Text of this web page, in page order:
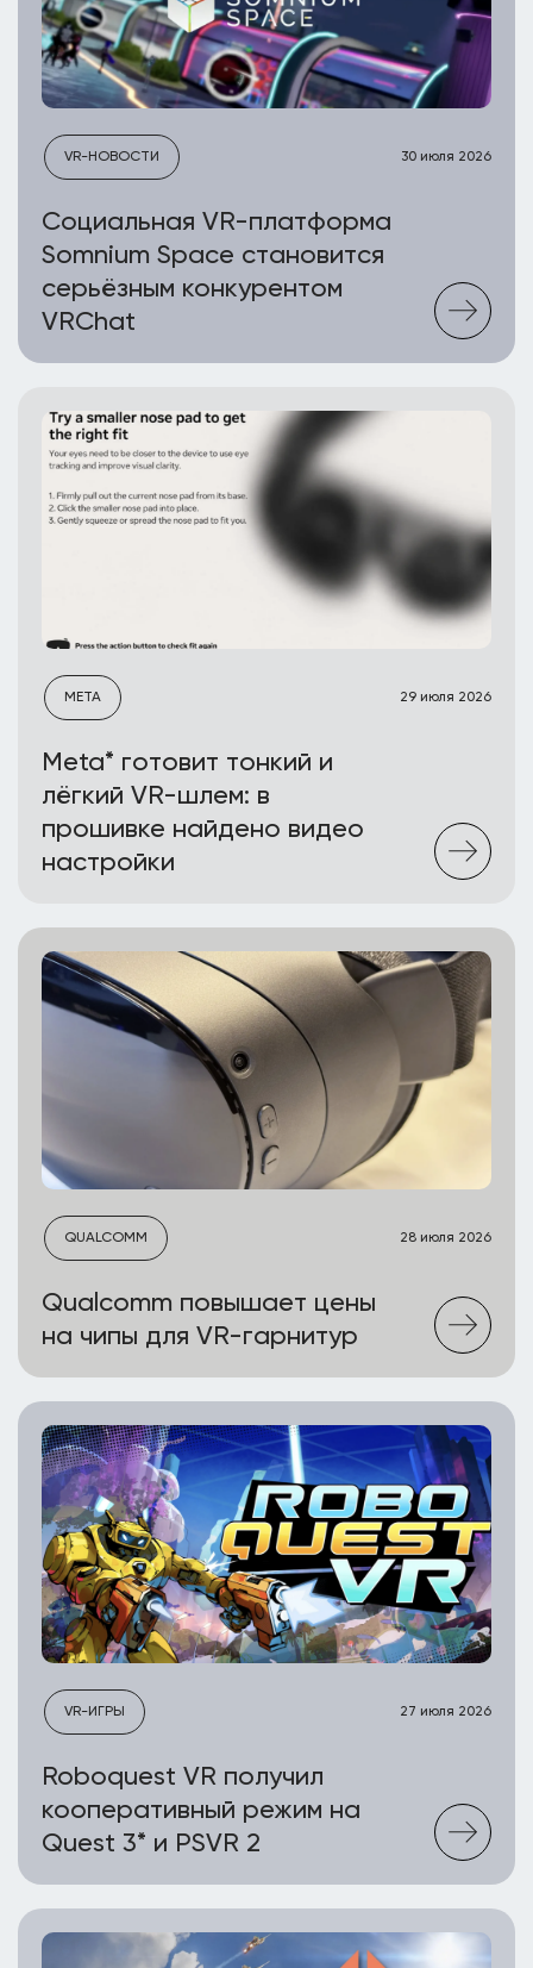
VR-НОВОСТИ 30 июля 2026
Социальная VR-платформа
Somnium Space становится
серьёзным конкурентом
VRChat
META 29 июля 2026
Meta* готовит тонкий и
лёгкий VR-шлем: в
прошивке найдено видео
настройки
QUALCOMM 28 июля 2026
Qualcomm повышает цены
на чипы для VR-гарнитур
VR-ИГРЫ 27 июля 2026
Roboquest VR получил
кооперативный режим на
Quest 3* и PSVR 2